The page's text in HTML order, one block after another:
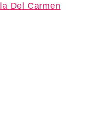
Del Carmen